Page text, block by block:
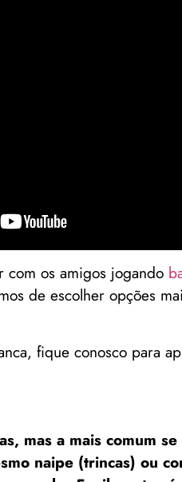
os amigos jogando
de escolher opções
fique conosco para
mas a mais comum
naipe (trincas) ou